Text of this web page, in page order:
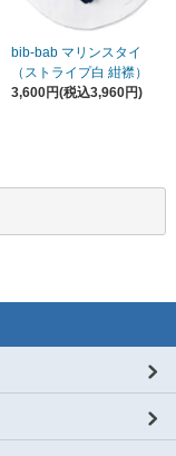
bib-bab マリンスタイ
（ストライプ白 紺襟）
3,600円(税込3,960円)